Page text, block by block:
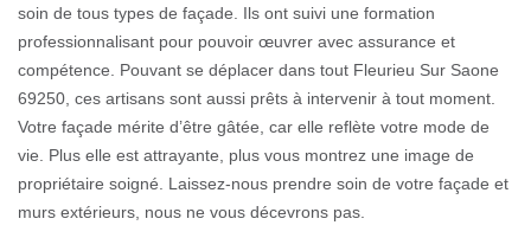
soin de tous types de façade. Ils ont suivi une formation
professionnalisant pour pouvoir œuvrer avec assurance et
compétence. Pouvant se déplacer dans tout Fleurieu Sur Saone
69250, ces artisans sont aussi prêts à intervenir à tout moment.
Votre façade mérite d’être gâtée, car elle reflète votre mode de
vie. Plus elle est attrayante, plus vous montrez une image de
propriétaire soigné. Laissez-nous prendre soin de votre façade et
murs extérieurs, nous ne vous décevrons pas.